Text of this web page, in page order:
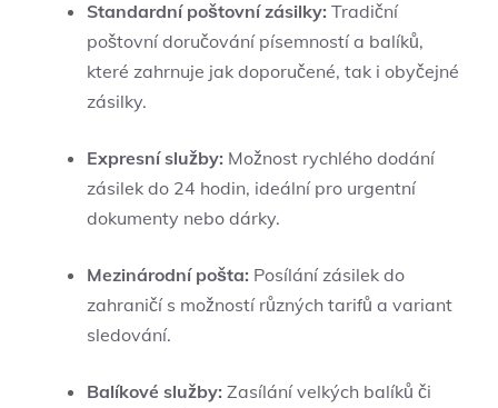
Standardní poštovní zásilky: Tradiční
poštovní doručování písemností a balíků,
které zahrnuje jak doporučené, tak i obyčejné
zásilky.
Expresní služby: Možnost rychlého dodání
zásilek do 24 hodin, ideální pro urgentní
dokumenty nebo dárky.
Mezinárodní pošta: Posílání zásilek do
zahraničí s možností různých tarifů a variant
sledování.
Balíkové služby: Zasílání velkých balíků či